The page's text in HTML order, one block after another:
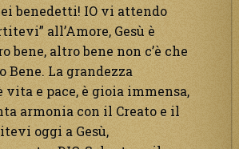
benedetti! IO vi attendo
all’Amore, Gesù è
bene, altro bene non c’è che
Bene. La grandezza
vita e pace, è gioia immensa,
armonia con il Creato e il
oggi a Gesù,